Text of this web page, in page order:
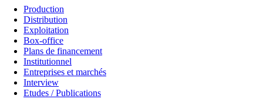
Production
Distribution
Exploitation
Box-office
Plans de financement
Institutionnel
Entreprises et marchés
Interview
Etudes / Publications